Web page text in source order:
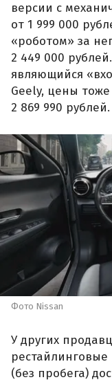
версии с
от 1 999 000
«роботом» за
2 449 000
являющийся
Geely, цены
2 869 990 рублей.
Фото Nissan
У других
рестайлинговые
(без пробега)